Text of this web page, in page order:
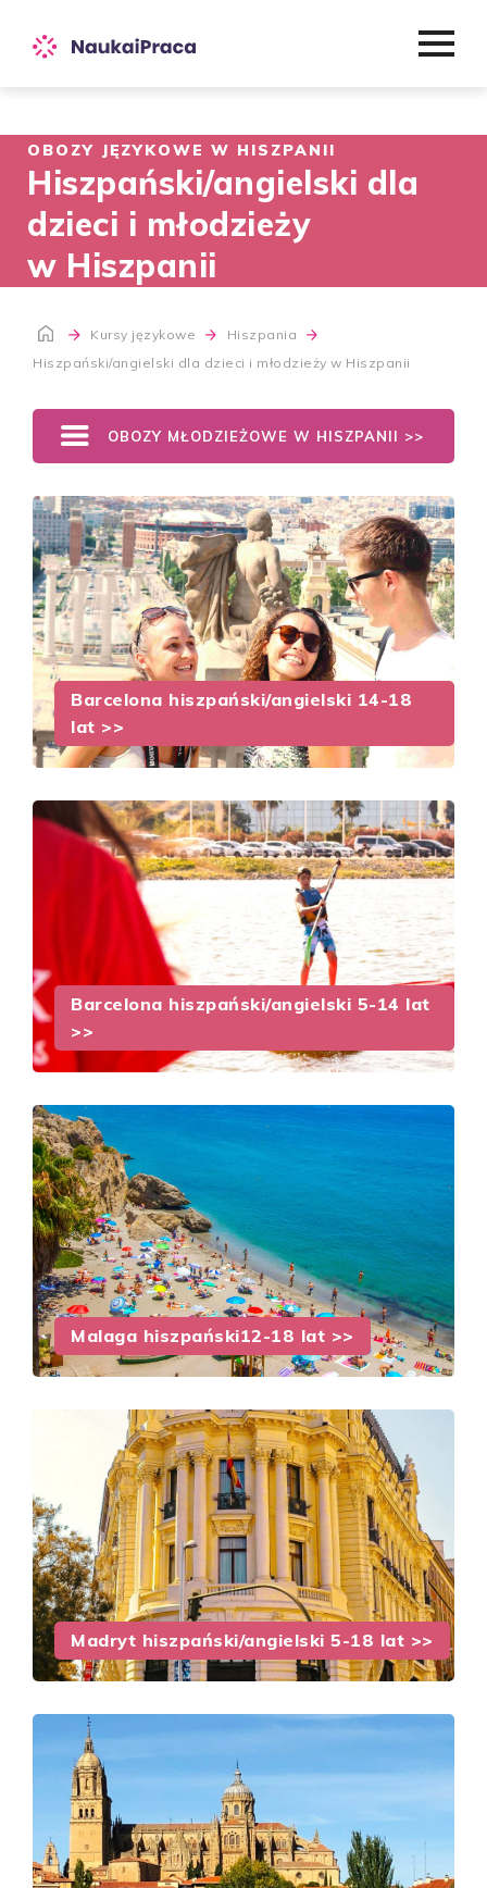
OBOZY JĘZYKOWE W HISZPANII
Hiszpański/angielski dla
dzieci i młodzieży
w Hiszpanii
Kursy językowe
Hiszpania
Hiszpański/angielski dla dzieci i młodzieży w Hiszpanii
OBOZY MŁODZIEŻOWE W HISZPANII >>
Barcelona hiszpański/angielski 14-18
lat >>
Barcelona hiszpański/angielski 5-14 lat
>>
Malaga hiszpański12-18 lat >>
Madryt hiszpański/angielski 5-18 lat >>